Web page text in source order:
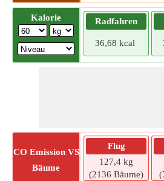
Kalorie Radfahren
36,68 kcal
CO Emission VS
Bäume
Flug
127,4 kg
(2136 Bäume)